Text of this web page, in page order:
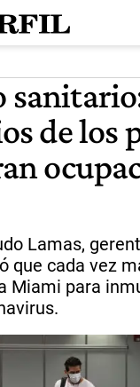
de los
Lamas,
que cada vez
Miami para